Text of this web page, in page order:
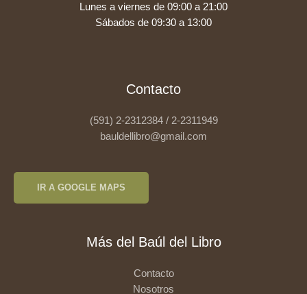
Lunes a viernes de 09:00 a 21:00
Sábados de 09:30 a 13:00
Contacto
(591) 2-2312384 / 2-2311949
bauldellibro@gmail.com
IR A GOOGLE MAPS
Más del Baúl del Libro
Contacto
Nosotros